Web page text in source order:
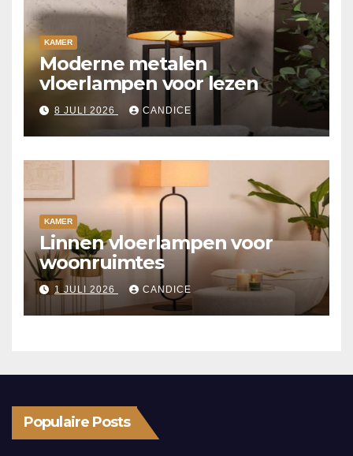
KAMER
Moderne metalen
vloerlampen voor lezen
8 JULI 2026 CANDICE
KAMER
Linnen vloerlampen voor
woonruimtes
1 JULI 2026 CANDICE
Populaire Posts